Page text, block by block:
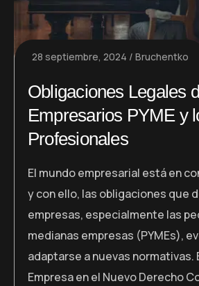
28 septiembre, 2024 Bruchentko
Obligaciones Legales
Empresarios PYME y
Profesionales
El mundo empresarial está en
y con ello, las obligaciones que
empresas, especialmente las
medianas empresas (PYMEs),
adaptarse a nuevas normativas.
Empresa en el Nuevo Derecho